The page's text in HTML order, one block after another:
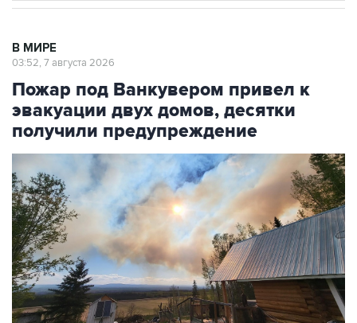
В МИРЕ
03:52, 7 августа 2026
Пожар под Ванкувером привел к
эвакуации двух домов, десятки
получили предупреждение